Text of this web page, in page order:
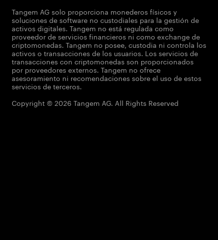
Tangem AG solo proporciona monederos físicos y
soluciones de software no custodiales para la gestión de
activos digitales. Tangem no está regulada como
proveedor de servicios financieros ni como exchange de
criptomonedas. Tangem no posee, custodia ni controla los
activos o transacciones de los usuarios. Los servicios de
transacciones con criptomonedas son proporcionados
por proveedores externos. Tangem no ofrece
asesoramiento ni recomendaciones sobre el uso de estos
servicios de terceros.